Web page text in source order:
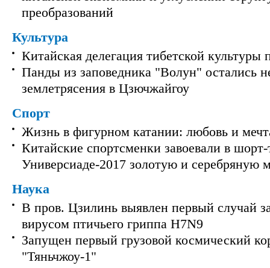
преобразований
Культура
Китайская делегация тибетской культуры
Панды из заповедника "Волун" остались
землетрясения в Цзючжайгоу
Спорт
Жизнь в фигурном катании: любовь и
Китайские спортсменки завоевали в шорт-
Универсиаде-2017 золотую и серебряную
Наука
В пров. Цзилинь выявлен первый случай
вирусом птичьего гриппа H7N9
Запущен первый грузовой космический
"Тяньчжоу-1"